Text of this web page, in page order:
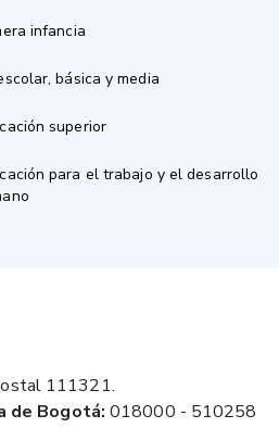
infancia
básica y media
superior
para el trabajo y el desarrollo
111321.
de Bogotá: 018000 - 510258